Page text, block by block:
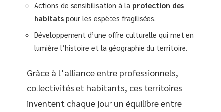
Actions de sensibilisation à la protection des
habitats pour les espèces fragilisées.
Développement d’une offre culturelle qui met en
lumière l’histoire et la géographie du territoire.
Grâce à l’alliance entre professionnels,
collectivités et habitants, ces territoires
inventent chaque jour un équilibre entre